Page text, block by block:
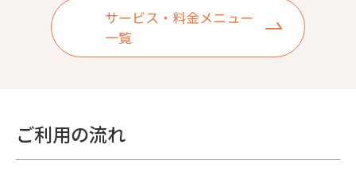
サービス・料金メニュー
一覧
ご利用の流れ